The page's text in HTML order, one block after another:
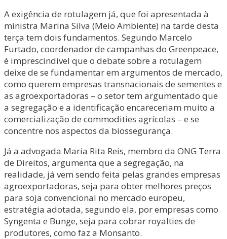
A exigência de rotulagem já, que foi apresentada à
ministra Marina Silva (Meio Ambiente) na tarde desta
terça tem dois fundamentos. Segundo Marcelo
Furtado, coordenador de campanhas do Greenpeace,
é imprescindível que o debate sobre a rotulagem
deixe de se fundamentar em argumentos de mercado,
como querem empresas transnacionais de sementes e
as agroexportadoras – o setor tem argumentado que
a segregação e a identificação encareceriam muito a
comercialização de commodities agrícolas – e se
concentre nos aspectos da biossegurança.
Já a advogada Maria Rita Reis, membro da ONG Terra
de Direitos, argumenta que a segregação, na
realidade, já vem sendo feita pelas grandes empresas
agroexportadoras, seja para obter melhores preços
para soja convencional no mercado europeu,
estratégia adotada, segundo ela, por empresas como
Syngenta e Bunge, seja para cobrar royalties de
produtores, como faz a Monsanto.